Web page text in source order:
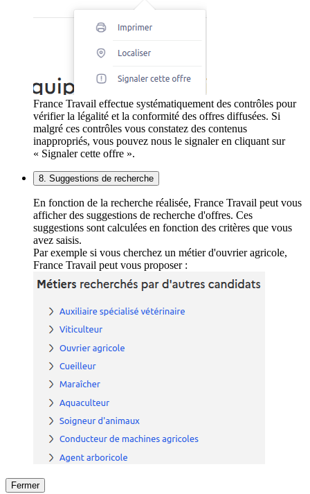
France Travail effectue systématiquement des contrôles pour
vérifier la légalité et la conformité des offres diffusées. Si
malgré ces contrôles vous constatez des contenus
inappropriés, vous pouvez nous le signaler en cliquant sur
« Signaler cette offre ».
8. Suggestions de recherche
En fonction de la recherche réalisée, France Travail peut vous
afficher des suggestions de recherche d'offres. Ces
suggestions sont calculées en fonction des critères que vous
avez saisis.
Par exemple si vous cherchez un métier d'ouvrier agricole,
France Travail peut vous proposer :
Fermer